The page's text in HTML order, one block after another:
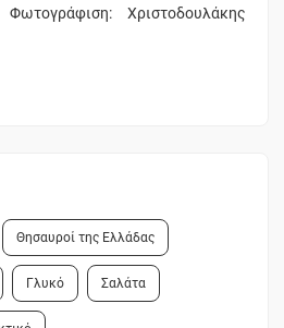
Χριστοδουλάκης
Θησαυροί της Ελλάδας
Γλυκό Σαλάτα